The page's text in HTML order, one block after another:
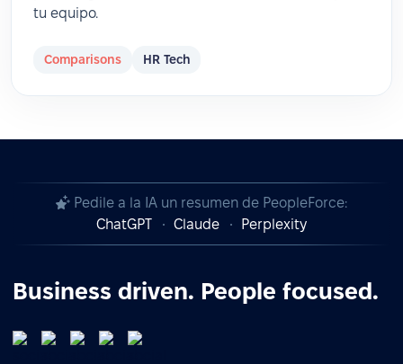
tu equipo.
Comparisons HR Tech
Pedile a la IA un resumen de PeopleForce:
ChatGPT
Claude Perplexity
Business driven. People focused.